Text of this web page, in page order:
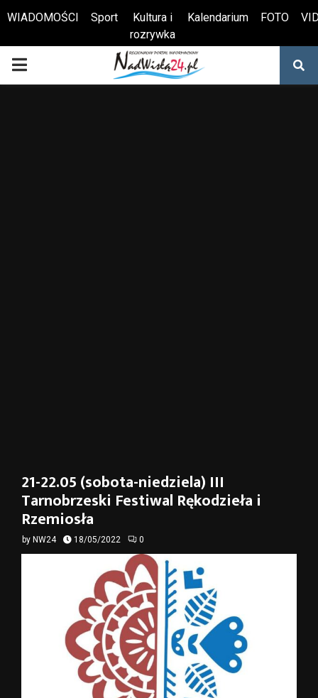
Otwórz pasek narzędzi
WIADOMOŚCI Sport
Kultura i
rozrywka
Kalendarium FOTO
PRIMARY
21-22.05 (sobota-niedziela) III
Tarnobrzeski Festiwal Rękodzieła i
Rzemiosła
by NW24 18/05/2022 0